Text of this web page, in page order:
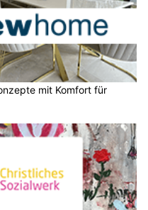
mit Komfort für